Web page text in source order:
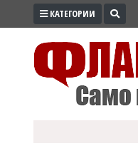
ПРОМО
КАТЕГОРИИ